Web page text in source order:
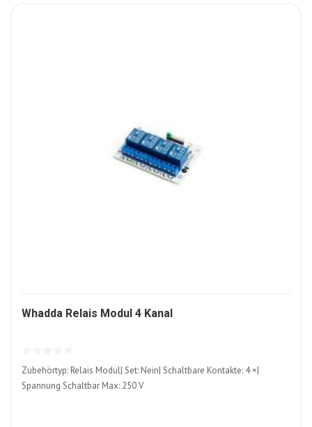
Whadda Relais Modul 4 Kanal1138687-
Zubehörtyp: Relais Modul| Set: Nein| Schaltbare Kontakte: 4 ×|
Spannung Schaltbar Max: 250 V